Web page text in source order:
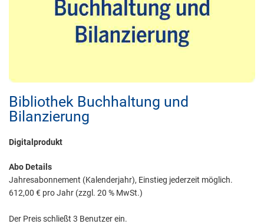
Bibliothek Buchhaltung und
Bilanzierung
Digitalprodukt
Abo Details
Jahresabonnement (Kalenderjahr), Einstieg jederzeit möglich.
612,00 € pro Jahr (zzgl. 20 % MwSt.)
Der Preis schließt 3 Benutzer ein.